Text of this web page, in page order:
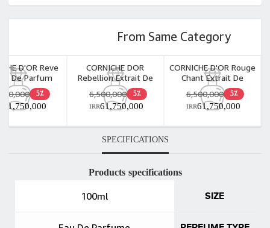
From Same Category
D'OR Reve
De Parfum
W-M
5٪
61,750,000
CORNICHE DOR
Rebellion Extrait De
Parfum 125ml W
5٪ 6,500,000
61,750,000
IRR
CORNICHE D'OR Rouge
Chant Extrait De
Parfum 125ml M
5٪ 6,500,000
61,750,000
IRR
SPECIFICATIONS
Products specifications
SIZE
100ml